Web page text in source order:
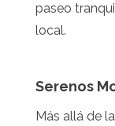
El Salvador
Granada
Jamaica
Nueva York
paseo
local.
Serenos
Más allá de